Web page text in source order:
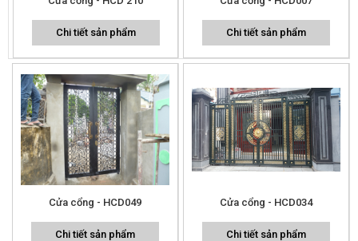
Chi tiết sản phẩm Chi tiết sản phẩm
Cửa cổng - HCD049
Chi tiết sản phẩm
Cửa cổng - HCD034
Chi tiết sản phẩm